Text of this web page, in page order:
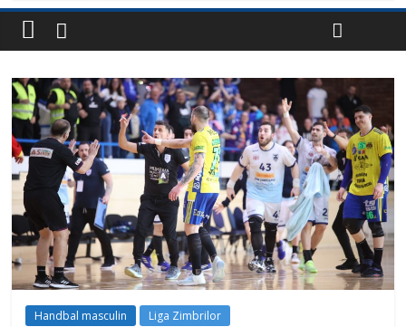
Handbal masculin Liga Zimbrilor